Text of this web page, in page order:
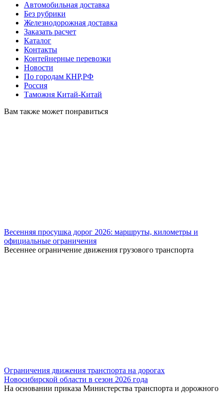
Автомобильная доставка
Без рубрики
Железнодорожная доставка
Заказать расчет
Каталог
Контакты
Контейнерные перевозки
Новости
По городам КНР,РФ
Россия
Таможня Китай-Китай
Вам также может понравиться
Весенняя просушка дорог 2026: маршруты, километры и
официальные ограничения
Весеннее ограничение движения грузового транспорта
Ограничения движения транспорта на дорогах
Новосибирской области в сезон 2026 года
На основании приказа Министерства транспорта и дорожного